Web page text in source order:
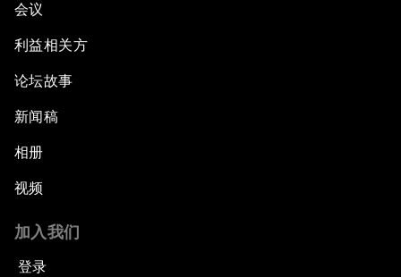
会议
利益相关方
论坛故事
新闻稿
相册
视频
加入我们
登录